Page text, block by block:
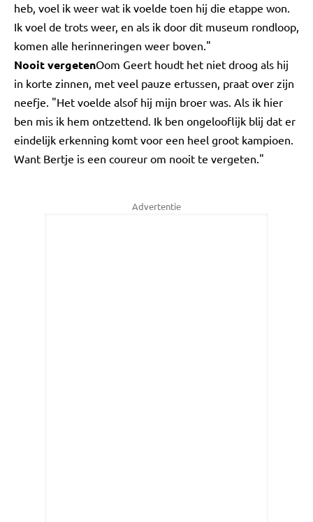
heb, voel ik weer wat ik voelde toen hij die etappe won.
Ik voel de trots weer, en als ik door dit museum rondloop,
komen alle herinneringen weer boven."
Nooit vergetenOom Geert houdt het niet droog als hij
in korte zinnen, met veel pauze ertussen, praat over zijn
neefje. "Het voelde alsof hij mijn broer was. Als ik hier
ben mis ik hem ontzettend. Ik ben ongelooflijk blij dat er
eindelijk erkenning komt voor een heel groot kampioen.
Want Bertje is een coureur om nooit te vergeten."
Advertentie